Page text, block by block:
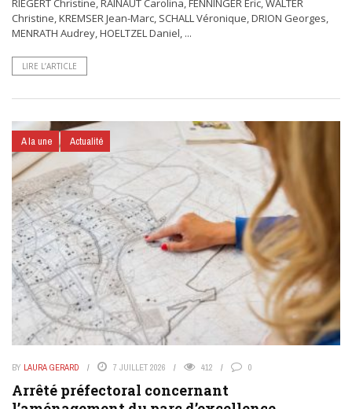
RIEGERT Christine, RAINAUT Carolina, FENNINGER Eric, WALTER
Christine, KREMSER Jean-Marc, SCHALL Véronique, DRION Georges,
MENRATH Audrey, HOELTZEL Daniel, ...
LIRE L’ARTICLE
A la une Actualité
BY LAURA GERARD 7 JUILLET 2026 412 0
Arrêté préfectoral concernant